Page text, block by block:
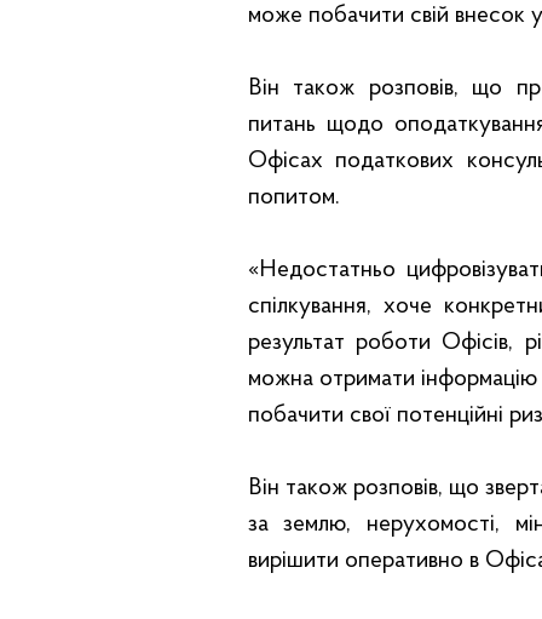
може побачити свій внесок
Він також розповів, що
питань щодо
Офісах податкових
попитом.
«Недостатньо
спілкування, хоче
результат роботи Офісів,
можна отримати інформацію
побачити свої потенційні
Він також розповів, що
за землю, нерухомості,
вирішити оперативно в